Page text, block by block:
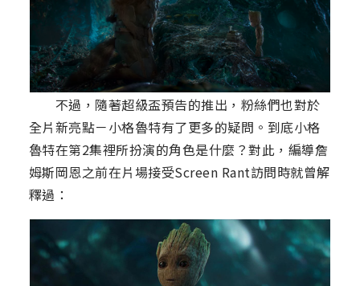
不過，隨著超級盃預告的推出，粉絲們也對於
全片新亮點－小格魯特有了更多的疑問。到底小格
魯特在第2集裡所扮演的角色是什麼？對此，編導詹
姆斯岡恩之前在片場接受Screen Rant訪問時就曾解
釋過：